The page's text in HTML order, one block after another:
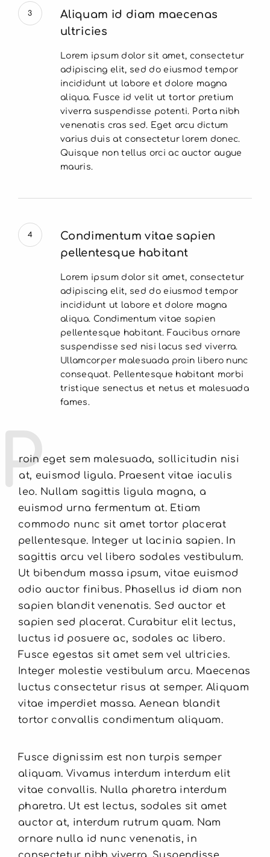
3
Aliquam id diam maecenas
ultricies
Lorem ipsum dolor sit amet, consectetur
adipiscing elit, sed do eiusmod tempor
incididunt ut labore et dolore magna
aliqua. Fusce id velit ut tortor pretium
viverra suspendisse potenti. Porta nibh
venenatis cras sed. Eget arcu dictum
varius duis at consectetur lorem donec.
Quisque non tellus orci ac auctor augue
mauris.
4
Condimentum vitae sapien
pellentesque habitant
Lorem ipsum dolor sit amet, consectetur
adipiscing elit, sed do eiusmod tempor
incididunt ut labore et dolore magna
aliqua. Condimentum vitae sapien
pellentesque habitant. Faucibus ornare
suspendisse sed nisi lacus sed viverra.
Ullamcorper malesuada proin libero nunc
consequat. Pellentesque habitant morbi
tristique senectus et netus et malesuada
fames.
roin eget sem malesuada, sollicitudin nisi
at, euismod ligula. Praesent vitae iaculis
leo. Nullam sagittis ligula magna, a
euismod urna fermentum at. Etiam
commodo nunc sit amet tortor placerat
pellentesque. Integer ut lacinia sapien. In
sagittis arcu vel libero sodales vestibulum.
Ut bibendum massa ipsum, vitae euismod
odio auctor finibus. Phasellus id diam non
sapien blandit venenatis. Sed auctor et
sapien sed placerat. Curabitur elit lectus,
luctus id posuere ac, sodales ac libero.
Fusce egestas sit amet sem vel ultricies.
Integer molestie vestibulum arcu. Maecenas
luctus consectetur risus at semper. Aliquam
vitae imperdiet massa. Aenean blandit
tortor convallis condimentum aliquam.
Fusce dignissim est non turpis semper
aliquam. Vivamus interdum interdum elit
vitae convallis. Nulla pharetra interdum
pharetra. Ut est lectus, sodales sit amet
auctor at, interdum rutrum quam. Nam
ornare nulla id nunc venenatis, in